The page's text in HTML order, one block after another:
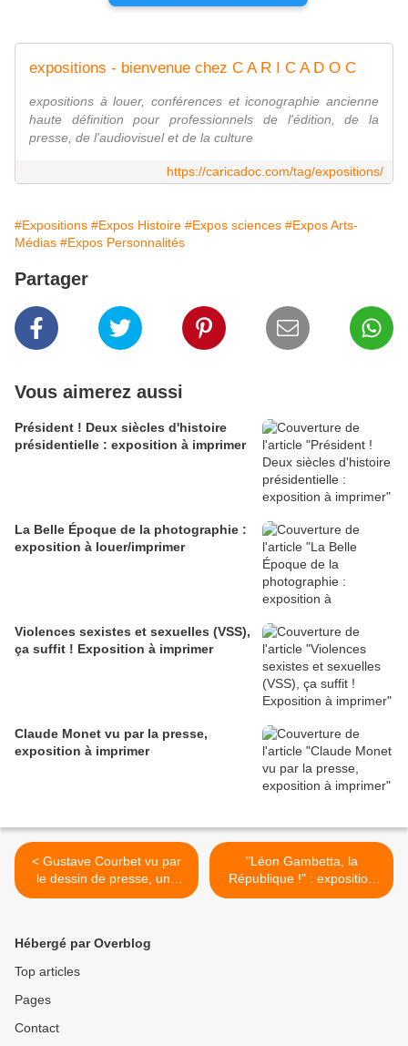
expositions - bienvenue chez C A R I C A D O C
expositions à louer, conférences et iconographie ancienne
haute définition pour professionnels de l'édition, de la
presse, de l'audiovisuel et de la culture
https://caricadoc.com/tag/expositions/
#Expositions #Expos Histoire #Expos sciences #Expos Arts-
Médias #Expos Personnalités
Partager
Vous aimerez aussi
Président ! Deux siècles d'histoire
présidentielle : exposition à imprimer
La Belle Époque de la photographie :
exposition à louer/imprimer
Violences sexistes et sexuelles (VSS),
ça suffit ! Exposition à imprimer
Claude Monet vu par la presse,
exposition à imprimer
< Gustave Courbet vu par
le dessin de presse, une
exposition à imprimer / à
"Léon Gambetta, la
République !" : exposition
itinérante à louer (à
Hébergé par Overblog
Top articles
Pages
Contact